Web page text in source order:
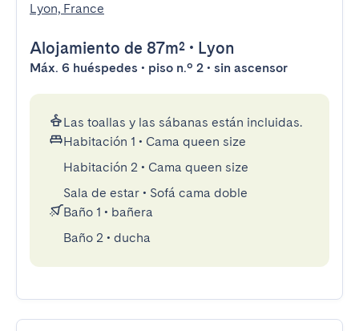
Lyon, France
Alojamiento de 87m² • Lyon
Máx. 6 huéspedes • piso n.º 2 • sin ascensor
Las toallas y las sábanas están incluidas.
Habitación 1 • Cama queen size
Habitación 2 • Cama queen size
Sala de estar • Sofá cama doble
Baño 1 • bañera
Baño 2 • ducha